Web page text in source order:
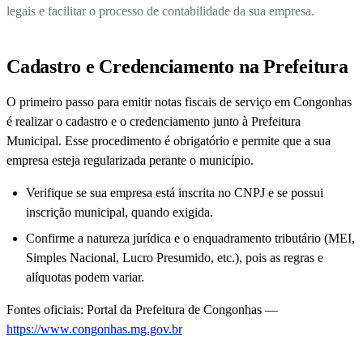
legais e facilitar o processo de contabilidade da sua empresa.
Cadastro e Credenciamento na Prefeitura
O primeiro passo para emitir notas fiscais de serviço em Congonhas
é realizar o cadastro e o credenciamento junto à Prefeitura
Municipal. Esse procedimento é obrigatório e permite que a sua
empresa esteja regularizada perante o município.
Verifique se sua empresa está inscrita no CNPJ e se possui
inscrição municipal, quando exigida.
Confirme a natureza jurídica e o enquadramento tributário (MEI,
Simples Nacional, Lucro Presumido, etc.), pois as regras e
alíquotas podem variar.
Fontes oficiais: Portal da Prefeitura de Congonhas —
https://www.congonhas.mg.gov.br